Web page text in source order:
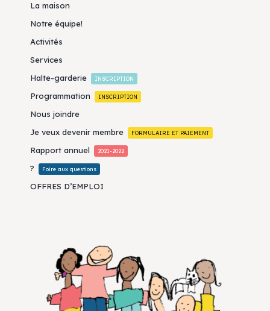
La maison
Notre équipe!
Activités
Services
Halte-garderie
INSCRIPTION
Programmation INSCRIPTION
Nous joindre
Je veux devenir membre
FORMULAIRE ET PAIEMENT
Rapport annuel 2021-2022
? Foire aux questions
OFFRES D’EMPLOI